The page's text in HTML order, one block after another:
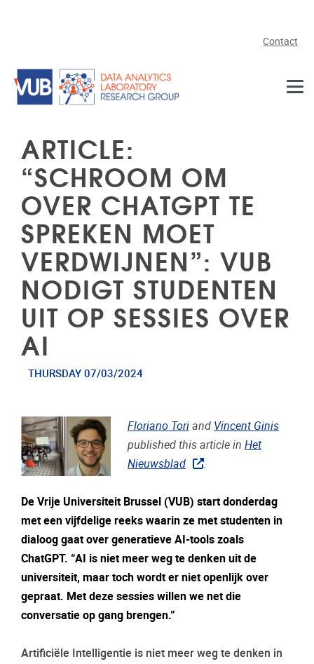
Contact
ARTICLE:
“SCHROOM OM
OVER CHATGPT TE
SPREKEN MOET
VERDWIJNEN”: VUB
NODIGT STUDENTEN
UIT OP SESSIES OVER
AI
THURSDAY 07/03/2024
Floriano Tori and Vincent Ginis
published this article inHet
Nieuwsblad
De Vrije Universiteit Brussel (VUB) start donderdag
met een vijfdelige reeks waarin ze met studenten in
dialoog gaat over generatieve AI-tools zoals
ChatGPT. “AI is niet meer weg te denken uit de
universiteit, maar toch wordt er niet openlijk over
gepraat. Met deze sessies willen we net die
conversatie op gang brengen.”
Artificiële Intelligentie is niet meer weg te denken in